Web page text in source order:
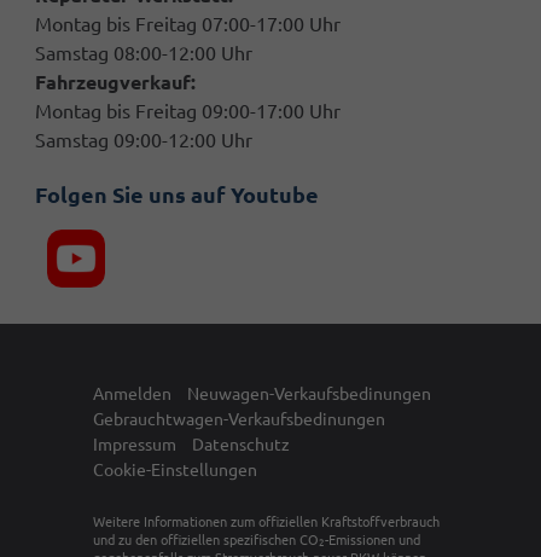
Montag bis Freitag 07:00-17:00 Uhr
Samstag 08:00-12:00 Uhr
Fahrzeugverkauf:
Montag bis Freitag 09:00-17:00 Uhr
Samstag 09:00-12:00 Uhr
Folgen Sie uns auf Youtube
Anmelden
Neuwagen-Verkaufsbedinungen
Gebrauchtwagen-Verkaufsbedinungen
Impressum
Datenschutz
Cookie-Einstellungen
Weitere Informationen zum offiziellen Kraftstoffverbrauch
und zu den offiziellen spezifischen CO 2-Emissionen und